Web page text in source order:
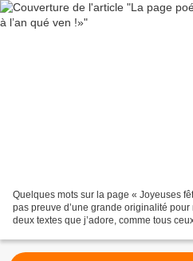
Quelques mots sur la page « Joyeuses
pas preuve d’une grande originalité
deux textes que j’adore, comme tous